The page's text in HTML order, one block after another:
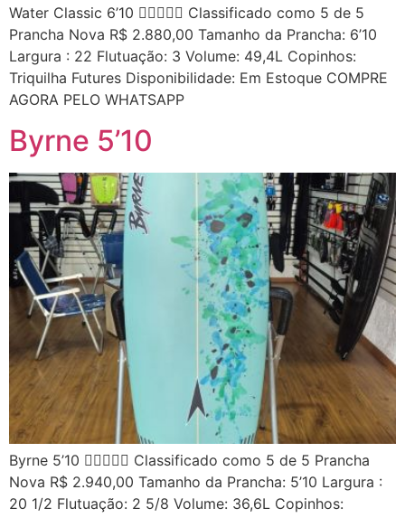
Water Classic 6’10  Classificado como 5 de 5
Prancha Nova R$ 2.880,00 Tamanho da Prancha: 6’10
Largura : 22 Flutuação: 3 Volume: 49,4L Copinhos:
Triquilha Futures Disponibilidade: Em Estoque COMPRE
AGORA PELO WHATSAPP
Byrne 5’10
Byrne 5’10  Classificado como 5 de 5 Prancha
Nova R$ 2.940,00 Tamanho da Prancha: 5’10 Largura :
20 1/2 Flutuação: 2 5/8 Volume: 36,6L Copinhos: